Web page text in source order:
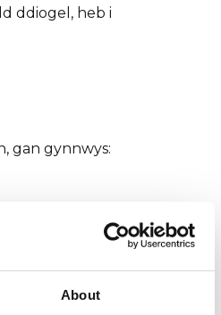
About
ddiogel, heb i
gan gynnwys: